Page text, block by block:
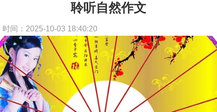
聆听自然作文
时间：2025-10-03 18:40:20